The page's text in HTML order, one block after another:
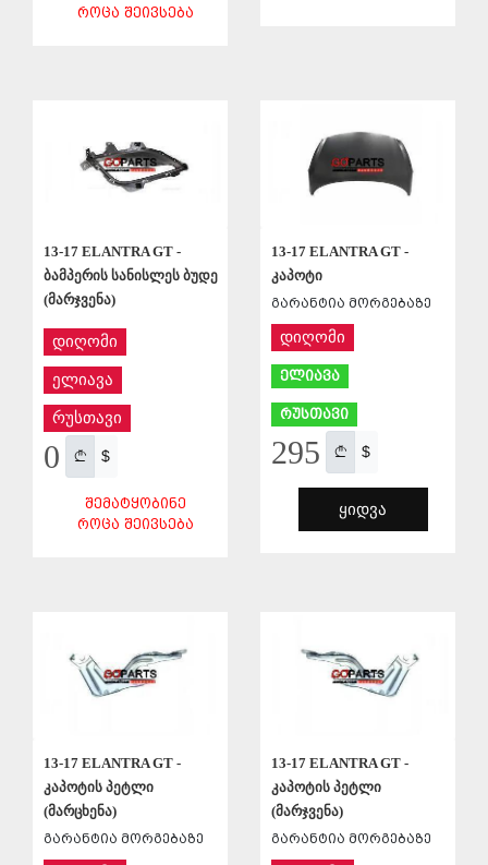
ᲠᲝᲪᲐ ᲨᲔᲘᲕᲡᲔᲑᲐ
13-17 ELANTRA GT -
ბამპერის სანისლეს ბუდე
(მარჯვენა)
დიღომი
ელიავა
რუსთავი
0 $
ᲨᲔᲛᲐᲢᲧᲝᲑᲘᲜᲔ
ᲠᲝᲪᲐ ᲨᲔᲘᲕᲡᲔᲑᲐ
13-17 ELANTRA GT -
კაპოტი
გარანტია მორგებაზე
დიღომი
ელიავა
რუსთავი
295 $
ᲧᲘᲓᲕᲐ
13-17 ELANTRA GT -
კაპოტის პეტლი
(მარცხენა)
გარანტია მორგებაზე
13-17 ELANTRA GT -
კაპოტის პეტლი
(მარჯვენა)
გარანტია მორგებაზე